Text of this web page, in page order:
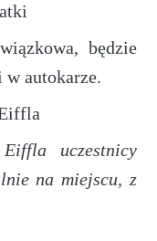
będzie
autokarze.
uczestnicy
na miejscu, z